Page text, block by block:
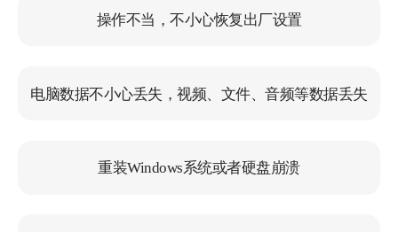
操作不当，不小心恢复出厂设置
电脑数据不小心丢失，视频、文件、音频等数据丢失
重装Windows系统或者硬盘崩溃
第一次使用，真的很靠谱
来了，很开心。